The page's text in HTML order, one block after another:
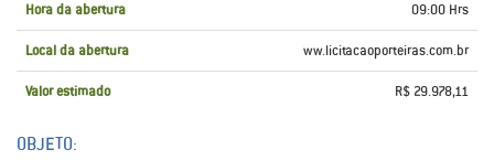
Hora da abertura 09:00 Hrs
Local da abertura ww.licitacaoporteiras.com.br
Valor estimado R$ 29.978,11
OBJETO: